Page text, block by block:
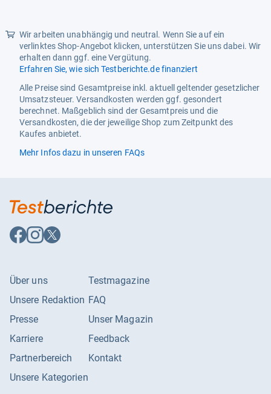
Wir arbeiten unabhängig und neutral. Wenn Sie auf ein
verlinktes Shop-Angebot klicken, unterstützen Sie uns dabei. Wir
erhalten dann ggf. eine Vergütung.
Erfahren Sie, wie sich Testberichte.de finanziert
Alle Preise sind Gesamtpreise inkl. aktuell geltender gesetzlicher
Umsatzsteuer. Versandkosten werden ggf. gesondert
berechnet. Maßgeblich sind der Gesamtpreis und die
Versandkosten, die der jeweilige Shop zum Zeitpunkt des
Kaufes anbietet.
Mehr Infos dazu in unseren FAQs
Auf
Facebook
Auf
Instagram
Auf
X
Über uns
Unsere Redaktion
Presse
Karriere
Partnerbereich
Unsere Kategorien
Testmagazine
FAQ
Unser Magazin
Feedback
Kontakt